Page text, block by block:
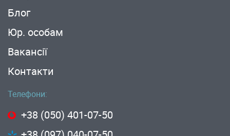
Блог
Юр. особам
Вакансії
Контакти
Телефони:
+38 (050) 401-07-50